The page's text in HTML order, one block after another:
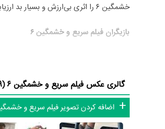
خشمگین ۶ را اثری بی‌ارزش و بسیار بد ارزیابی می‌کنند.
بازیگران فیلم سریع و خشمگین ۶
Roman و
Sung Kang
مدیریت آنها کار بسیار دشواری بوده است؛
گالری عکس فیلم سریع و خشمگین ۶ (39 تصویر)
اضافه کردن تصویر فیلم سریع و